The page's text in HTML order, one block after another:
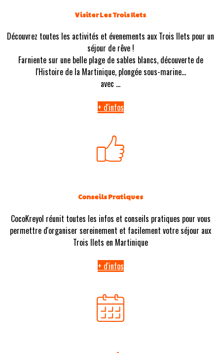
Visiter Les Trois Ilets
Découvrez toutes les activités et évenements aux Trois Ilets pour un
séjour de rêve !
Farniente sur une belle plage de sables blancs, découverte de
l'Histoire de la Martinique, plongée sous-marine...
avec ...
+ d'infos
Conseils Pratiques
CocoKreyol réunit toutes les infos et conseils pratiques pour vous
permettre d'organiser sereinement et facilement votre séjour aux
Trois Ilets en Martinique
+ d'infos